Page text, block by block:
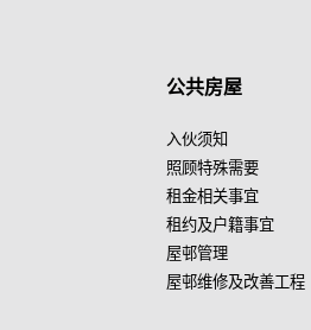
公共房屋
入伙须知
照顾特殊需要
租金相关事宜
租约及户籍事宜
屋邨管理
屋邨维修及改善工程